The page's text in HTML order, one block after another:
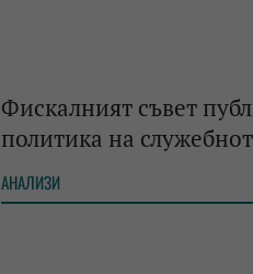
Фискалният съвет
политика на
АНАЛИЗИ